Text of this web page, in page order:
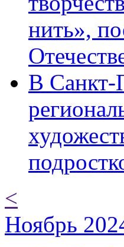
нить»,
В Санкт-
<
Ноябрь